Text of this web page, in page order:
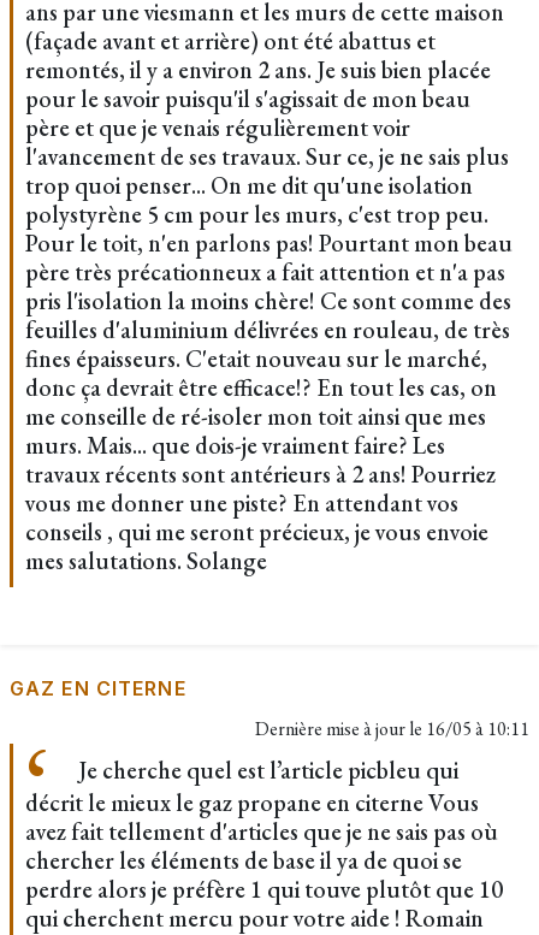
ans par une viesmann et les murs de cette maison
(façade avant et arrière) ont été abattus et
remontés, il y a environ 2 ans. Je suis bien placée
pour le savoir puisqu'il s'agissait de mon beau
père et que je venais régulièrement voir
l'avancement de ses travaux. Sur ce, je ne sais plus
trop quoi penser... On me dit qu'une isolation
polystyrène 5 cm pour les murs, c'est trop peu.
Pour le toit, n'en parlons pas! Pourtant mon beau
père très précationneux a fait attention et n'a pas
pris l'isolation la moins chère! Ce sont comme des
feuilles d'aluminium délivrées en rouleau, de très
fines épaisseurs. C'etait nouveau sur le marché,
donc ça devrait être efficace!? En tout les cas, on
me conseille de ré-isoler mon toit ainsi que mes
murs. Mais... que dois-je vraiment faire? Les
travaux récents sont antérieurs à 2 ans! Pourriez
vous me donner une piste? En attendant vos
conseils , qui me seront précieux, je vous envoie
mes salutations. Solange
GAZ EN CITERNE
Dernière mise à jour le 16/05 à 10:11
Je cherche quel est l’article picbleu qui
décrit le mieux le gaz propane en citerne Vous
avez fait tellement d'articles que je ne sais pas où
chercher les éléments de base il ya de quoi se
perdre alors je préfère 1 qui touve plutôt que 10
qui cherchent mercu pour votre aide ! Romain